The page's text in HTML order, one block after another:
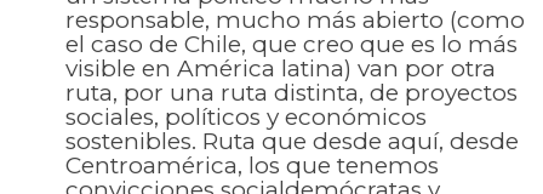
responsable, mucho más abierto (como
el caso de Chile, que creo que es lo más
visible en América latina) van por otra
ruta, por una ruta distinta, de proyectos
sociales, políticos y económicos
sostenibles. Ruta que desde aquí, desde
Centroamérica, los que tenemos